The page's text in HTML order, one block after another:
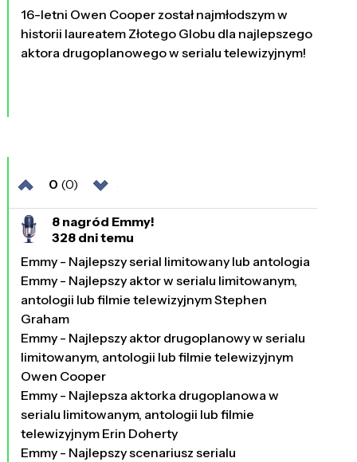
16-letni Owen Cooper został najmłodszym w
historii laureatem Złotego Globu dla najlepszego
aktora drugoplanowego w serialu telewizyjnym!
0 (0)
8 nagród Emmy!
328 dni temu
Emmy - Najlepszy serial limitowany lub antologia
Emmy - Najlepszy aktor w serialu limitowanym,
antologii lub filmie telewizyjnym Stephen
Graham
Emmy - Najlepszy aktor drugoplanowy w serialu
limitowanym, antologii lub filmie telewizyjnym
Owen Cooper
Emmy - Najlepsza aktorka drugoplanowa w
serialu limitowanym, antologii lub filmie
telewizyjnym Erin Doherty
Emmy - Najlepszy scenariusz serialu